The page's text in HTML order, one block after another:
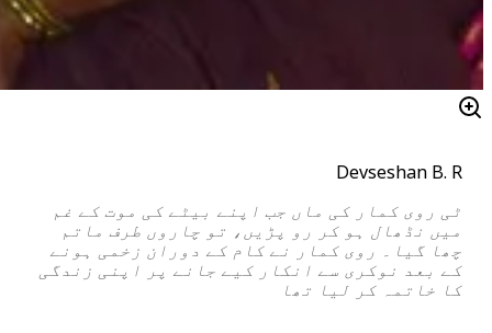
Devseshan B. R
ٹی روی کمار کی ماں جب اپنے بیٹے کی موت کے غم
میں نڈھال ہو کر رو پڑیں، تو چاروں طرف ماتم
چھا گیا۔ روی کمار نے کام کے دوران زخمی ہونے
کے بعد نوکری سے انکار کیے جانے پر اپنی زندگی
کا خاتمہ کر لیا تھا